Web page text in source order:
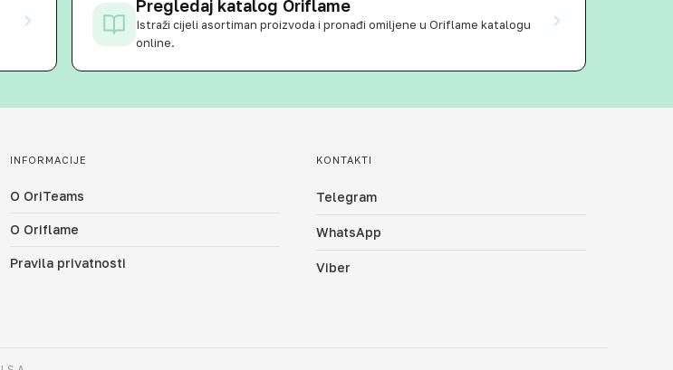
Pregledaj katalog Oriflame
Istraži cijeli asortiman proizvoda i pronađi omiljene u Oriflame katalogu
online.
INFORMACIJE
O OriTeams
O Oriflame
Pravila privatnosti
KONTAKTI
Telegram
WhatsApp
Viber